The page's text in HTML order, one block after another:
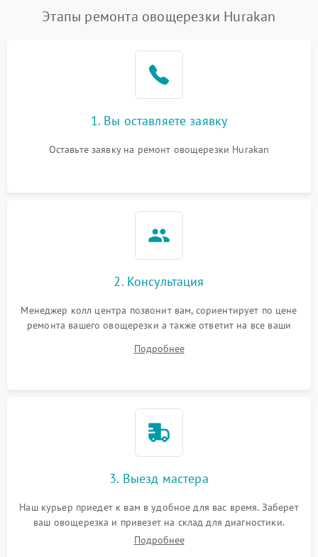
Этапы ремонта овощерезки Hurakan
1. Вы оставляете заявку
Оставьте заявку на ремонт овощерезки Hurakan
2. Консультация
Менеджер колл центра позвонит вам, сориентирует по цене
ремонта вашего овощерезки а также ответит на все ваши
Подробнее
3. Выезд мастера
Наш курьер приедет к вам в удобное для вас время. Заберет
ваш овощерезка и привезет на склад для диагностики.
Подробнее